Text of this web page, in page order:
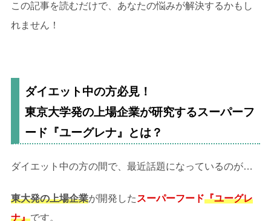
この記事を読むだけで、あなたの悩みが解決するかもし
れません！
ダイエット中の方必見！
東京大学発の上場企業が研究するスーパーフ
ード『ユーグレナ』とは？
ダイエット中の方の間で、最近話題になっているのが…
東大発の上場企業が開発した スーパーフード『ユーグレ
ナ』です。